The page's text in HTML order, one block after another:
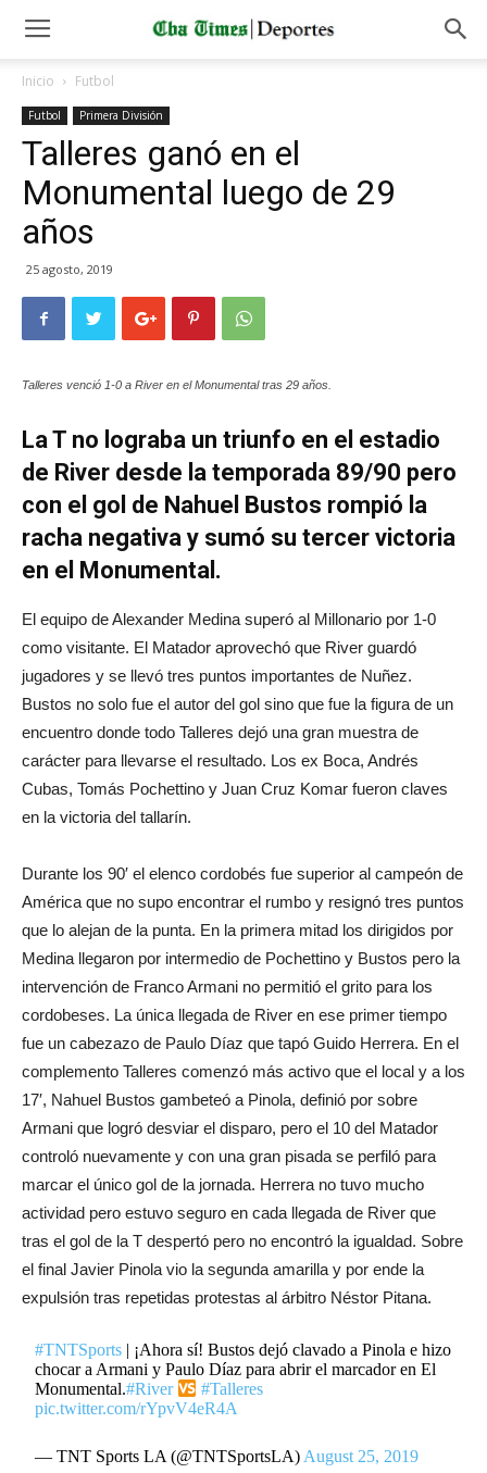
Inicio Futbol
Futbol Primera División
Talleres ganó en el
Monumental luego de 29
años
25 agosto, 2019
Talleres venció 1-0 a River en el Monumental tras 29 años.
La T no lograba un triunfo en el estadio
de River desde la temporada 89/90 pero
con el gol de Nahuel Bustos rompió la
racha negativa y sumó su tercer victoria
en el Monumental.
El equipo de Alexander Medina superó al Millonario por 1-0
como visitante. El Matador aprovechó que River guardó
jugadores y se llevó tres puntos importantes de Nuñez.
Bustos no solo fue el autor del gol sino que fue la figura de un
encuentro donde todo Talleres dejó una gran muestra de
carácter para llevarse el resultado. Los ex Boca, Andrés
Cubas, Tomás Pochettino y Juan Cruz Komar fueron claves
en la victoria del tallarín.
Durante los 90′ el elenco cordobés fue superior al campeón de
América que no supo encontrar el rumbo y resignó tres puntos
que lo alejan de la punta. En la primera mitad los dirigidos por
Medina llegaron por intermedio de Pochettino y Bustos pero la
intervención de Franco Armani no permitió el grito para los
cordobeses. La única llegada de River en ese primer tiempo
fue un cabezazo de Paulo Díaz que tapó Guido Herrera. En el
complemento Talleres comenzó más activo que el local y a los
17′, Nahuel Bustos gambeteó a Pinola, definió por sobre
Armani que logró desviar el disparo, pero el 10 del Matador
controló nuevamente y con una gran pisada se perfiló para
marcar el único gol de la jornada. Herrera no tuvo mucho
actividad pero estuvo seguro en cada llegada de River que
tras el gol de la T despertó pero no encontró la igualdad. Sobre
el final Javier Pinola vio la segunda amarilla y por ende la
expulsión tras repetidas protestas al árbitro Néstor Pitana.
#TNTSports | ¡Ahora sí! Bustos dejó clavado a Pinola e hizo
chocar a Armani y Paulo Díaz para abrir el marcador en El
Monumental.#River
#Talleres
pic.twitter.com/rYpvV4eR4A
— TNT Sports LA (@TNTSportsLA)August 25, 2019